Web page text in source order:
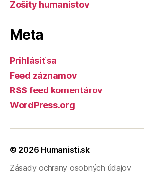
Zošity humanistov
Meta
Prihlásiť sa
Feed záznamov
RSS feed komentárov
WordPress.org
© 2026 Humanisti.sk
Zásady ochrany osobných údajov